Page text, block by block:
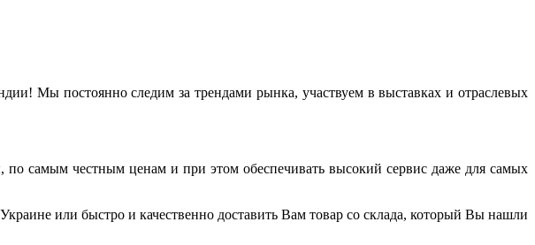
Мы постоянно следим за трендами рынка, участвуем в выставках и отраслевых
самым честным ценам и при этом обеспечивать высокий сервис даже для самых
или быстро и качественно доставить Вам товар со склада, который Вы нашли